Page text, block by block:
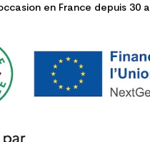
en France depuis 30